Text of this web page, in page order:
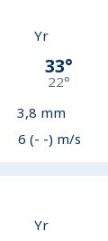
Yr
33°
22°
3,8 mm
6 (- -) m/s
Yr